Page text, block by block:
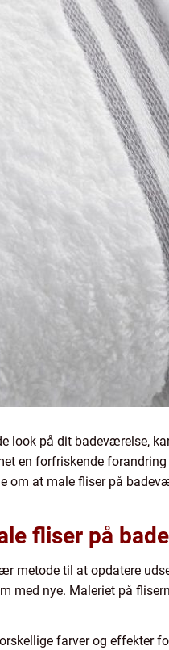
look på dit badeværelse,
en forfriskende
om at male fliser på
fliser på
metode til at opdatere
med nye. Maleriet på
farver og effekter